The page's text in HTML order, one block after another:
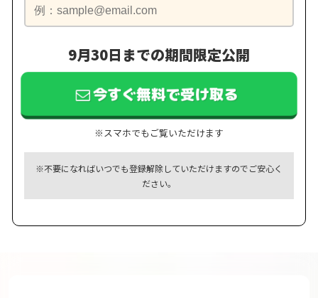
9月30日までの期間限定公開
今すぐ無料で受け取る
※スマホでもご覧いただけます
※不要になればいつでも登録解除していただけますのでご安心く
ださい。